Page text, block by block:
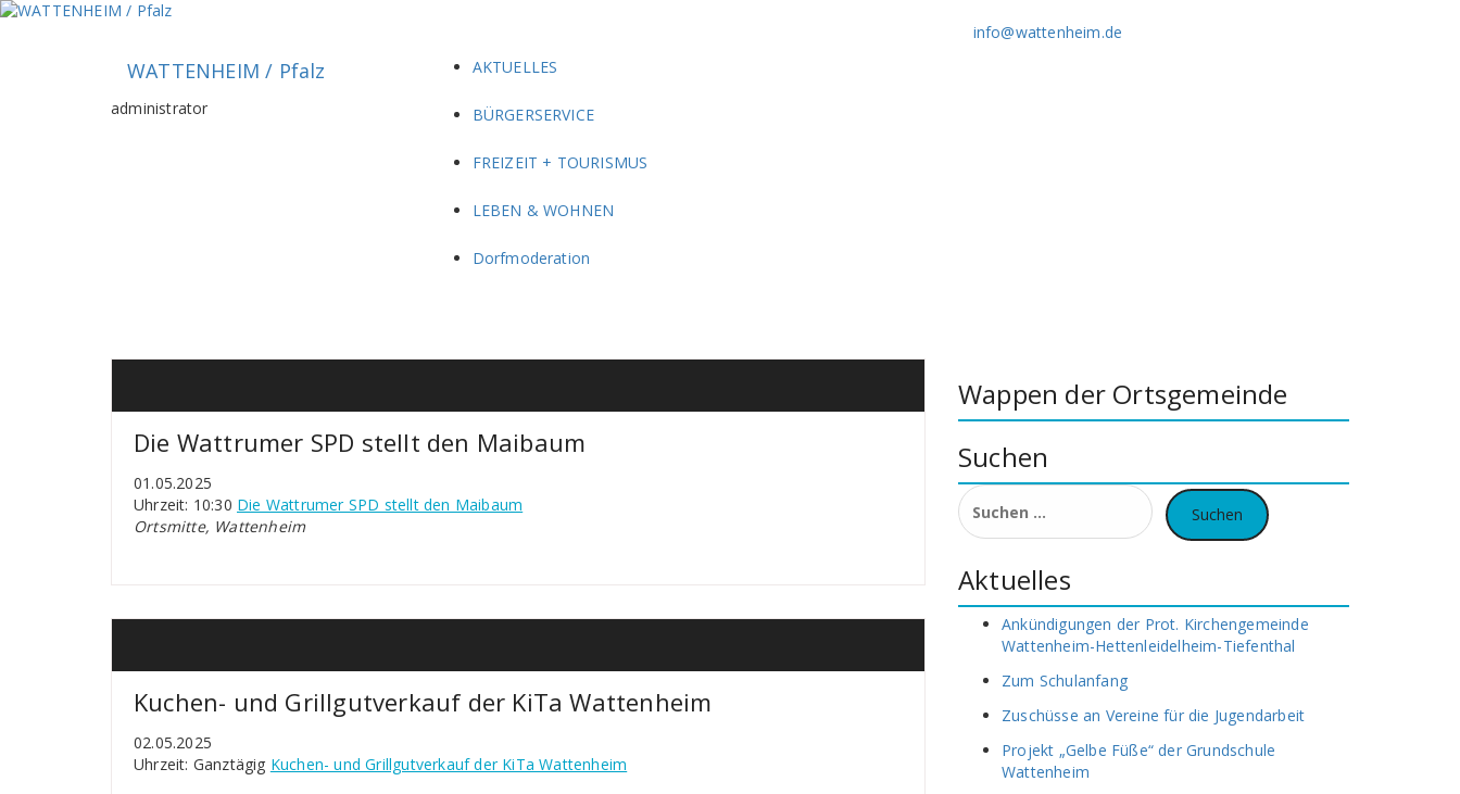
Zum
info@wattenheim.de
WATTENHEIM / Pfalz
administrator
AKTUELLES
BÜRGERSERVICE
FREIZEIT + TOURISMUS
LEBEN & WOHNEN
Dorfmoderation
Die Wattrumer SPD stellt den Maibaum
01.05.2025
Uhrzeit: 10:30 Die Wattrumer SPD stellt den Maibaum
Ortsmitte, Wattenheim
Kuchen- und Grillgutverkauf der KiTa Wattenheim
02.05.2025
Uhrzeit: Ganztägig Kuchen- und Grillgutverkauf der KiTa Wattenheim
Wappen der Ortsgemeinde
Suchen
Suchen
nach:
Aktuelles
Ankündigungen der Prot. Kirchengemeinde
Wattenheim-Hettenleidelheim-Tiefenthal
Zum Schulanfang
Zuschüsse an Vereine für die Jugendarbeit
Projekt „Gelbe Füße“ der Grundschule
Wattenheim